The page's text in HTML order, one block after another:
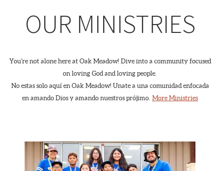
OUR MINISTRIES
You're not alone here at Oak Meadow! Dive into a community focused
on loving God and loving people.
No estas solo aquí en Oak Meadow! Unate a una comunidad enfocada
en amando Dios y amando nuestros prójimo. More Ministries